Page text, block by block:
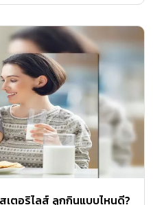
ที่ไม่ได้มีดีแค่ช่วยเรื่องกระดูก
ต่าง ๆ เพื่อส่งเสริมพัฒนาการทาง
พ วันนี้ Amarin Baby & Kids
อดฮิต ที่แม่ ๆ ไว้ใจ มาเจาะลึก
ลเซียมสูง สารอาหารธรรมชาติปัง
สรุปจบในที่เดียวที่คุณแม่ต้องรู้
รู้สู่โลกกว้าง… เริ่มต้นด้วย
ของลูกรัก คุณแม่ทราบไหมคะว่า
เตอริไลส์ ลูกกินแบบไหนดี?